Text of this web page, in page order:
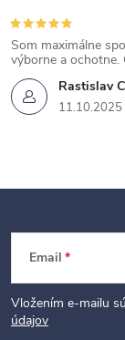
Rastislav
11.10.2025
Som maximálne
výborne a ochotne.
Email
Vložením e-mailu
údajov